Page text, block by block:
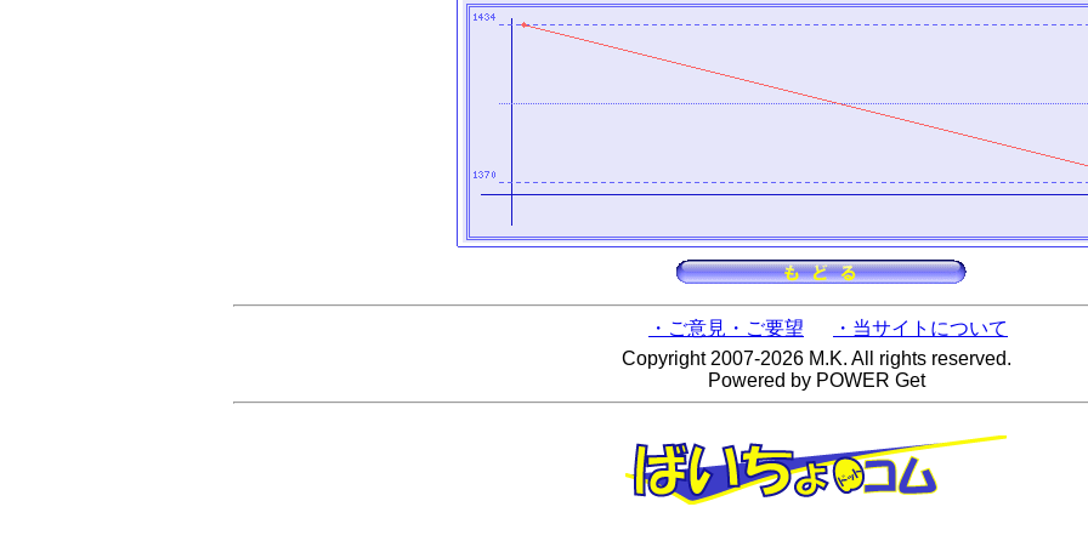
・ご意見・ご要望
・当サイトについて
Copyright 2007-2026 M.K. All rights reserved.
Powered by POWER Get